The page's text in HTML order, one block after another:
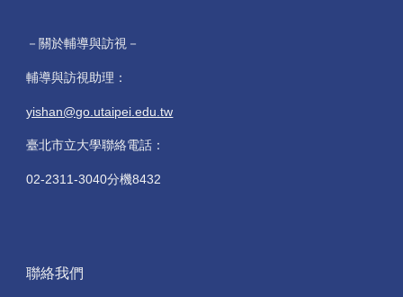
－關於輔導與訪視－
輔導與訪視助理：
yishan@go.utaipei.edu.tw
臺北市立大學聯絡電話：
02-2311-3040分機8432
聯絡我們